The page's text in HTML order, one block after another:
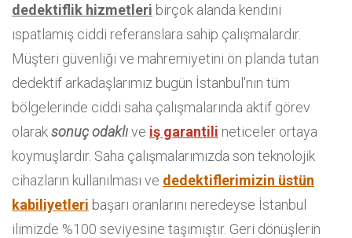
dedektiflik hizmetleri birçok alanda kendini
ıspatlamış ciddi referanslara sahip çalışmalardır.
Müşteri güvenliği ve mahremiyetini ön planda tutan
dedektif arkadaşlarımız bugün İstanbul'nın tüm
bölgelerinde ciddi saha çalışmalarında aktif görev
olaraksonuç odaklıve iş garantili neticeler ortaya
koymuşlardır. Saha çalışmalarımızda son teknolojik
cihazların kullanılması ve dedektiflerimizin üstün
kabiliyetleri başarı oranlarını neredeyse İstanbul
ilimizde %100 seviyesine taşımıştır. Geri dönüşlerin